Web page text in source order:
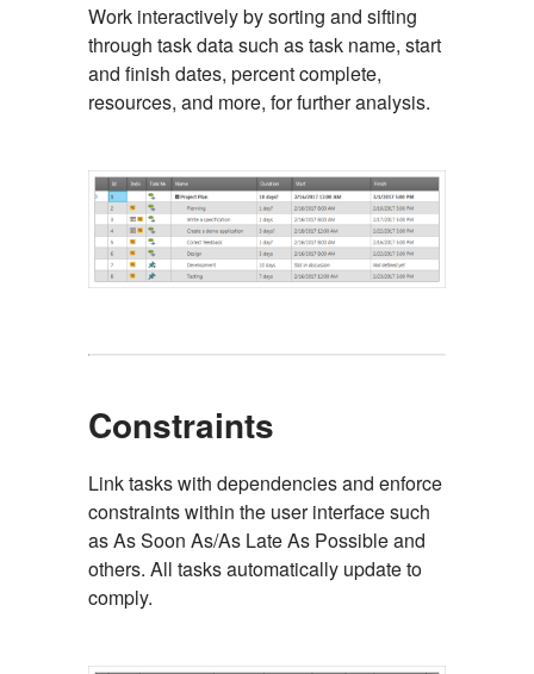
Work interactively by sorting and sifting
through task data such as task name, start
and finish dates, percent complete,
resources, and more, for further analysis.
Constraints
Link tasks with dependencies and enforce
constraints within the user interface such
as As Soon As/As Late As Possible and
others. All tasks automatically update to
comply.